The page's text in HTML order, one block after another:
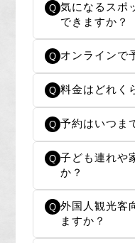
Q 気になるスポ
できますか？
Q オンラインで
Q 料金はどれく
Q 予約はいつま
Q 子ども連れや
か？
Q 外国人観光客
ますか？